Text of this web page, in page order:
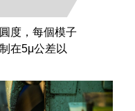
度，每個模子
在5μ公差以